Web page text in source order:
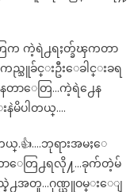
က ကဲ့ရဲ႕ရႈတ္ခ်ၾကတာ
ခ်င္းဦးေခါင္းခရ
ာေတြ…ကဲ့ရဲ႕ေန
မိပါတယ္….
.👍….ဘုရားအမႈေ
တာေတြ႕ရလို႔…ခုက်တဲ့မ်
ည္နဲ႕အတူ…ဂုဏ္ယူဝမ္းေျ